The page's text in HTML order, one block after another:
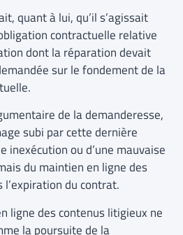
quant à lui, qu’il s’agissait
contractuelle relative
dont la réparation devait
sur le fondement de la
de la demanderesse,
subi par cette dernière
inexécution ou d’une mauvaise
du maintien en ligne des
du contrat.
ligne des contenus litigieux ne
la poursuite de la